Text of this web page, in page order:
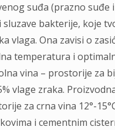
suđa (prazno suđe
sluzave bakterije, koje
vlaga. Ona zavisi o
temperatura i
vina – prostorije za
vlage zraka.
za crna vina 12°-
i cementnim